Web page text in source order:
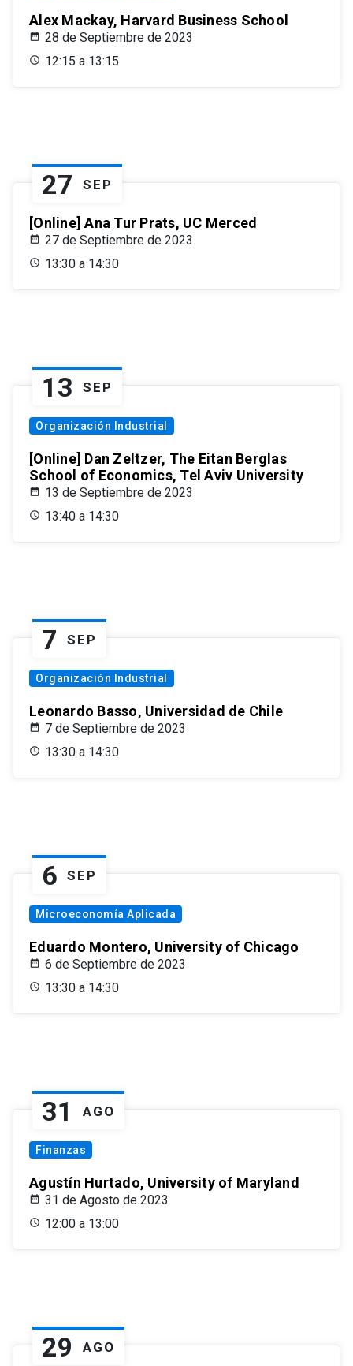
Alex Mackay, Harvard Business School
28 de Septiembre de 2023
12:15 a 13:15
27 SEP
[Online] Ana Tur Prats, UC Merced
27 de Septiembre de 2023
13:30 a 14:30
13 SEP
Organización Industrial
[Online] Dan Zeltzer, The Eitan Berglas
School of Economics, Tel Aviv University
13 de Septiembre de 2023
13:40 a 14:30
7 SEP
Organización Industrial
Leonardo Basso, Universidad de Chile
7 de Septiembre de 2023
13:30 a 14:30
6 SEP
Microeconomía Aplicada
Eduardo Montero, University of Chicago
6 de Septiembre de 2023
13:30 a 14:30
31 AGO
Finanzas
Agustín Hurtado, University of Maryland
31 de Agosto de 2023
12:00 a 13:00
29 AGO